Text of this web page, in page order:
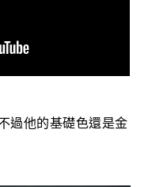
過他的基礎色還是金